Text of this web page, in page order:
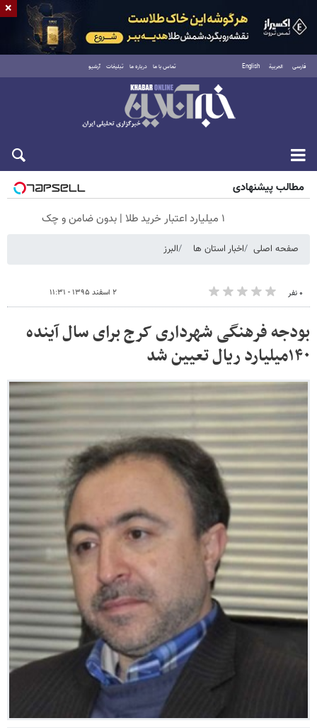
فارسی العربية English تماس با ما درباره ما تبلیغات آرشیو
جمعه ۱۶ مرداد ۱۴۰۵
مطالب پیشنهادی
۱ میلیارد اعتبار خرید طلا | بدون ضامن و چک
صفحه اصلی اخبار استان ها البرز
۰ نفر ۲ اسفند ۱۳۹۵ - ۱۱:۳۱
بودجه فرهنگی شهرداری کرج برای سال آینده
۱۴۰میلیارد ریال تعیین شد
×